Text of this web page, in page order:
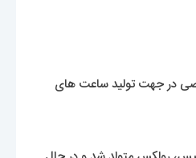
کرد. این کمپانی بصورت کاملاً تخصصی در جهت تولید ساعت های